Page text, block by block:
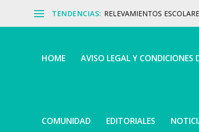
TENDENCIAS: RELEVAMIENTOS
HOME AVISO LEGAL Y CONDICIONES
COMUNIDAD EDITORIALES